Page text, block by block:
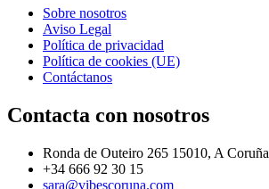
Sobre nosotros
Aviso Legal
Política de privacidad
Política de cookies (UE)
Contáctanos
Contacta con nosotros
Ronda de Outeiro 265 15010, A Coruña
+34 666 92 30 15
sara@vibescoruna.com